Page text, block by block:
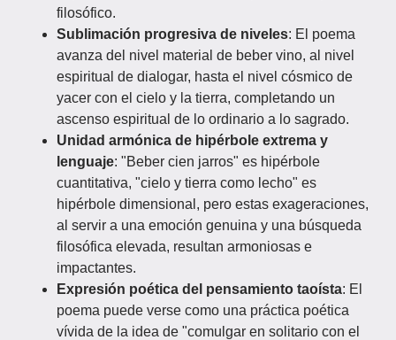
filosófico.
Sublimación progresiva de niveles: El poema
avanza del nivel material de beber vino, al nivel
espiritual de dialogar, hasta el nivel cósmico de
yacer con el cielo y la tierra, completando un
ascenso espiritual de lo ordinario a lo sagrado.
Unidad armónica de hipérbole extrema y
lenguaje: "Beber cien jarros" es hipérbole
cuantitativa, "cielo y tierra como lecho" es
hipérbole dimensional, pero estas exageraciones,
al servir a una emoción genuina y una búsqueda
filosófica elevada, resultan armoniosas e
impactantes.
Expresión poética del pensamiento taoísta: El
poema puede verse como una práctica poética
vívida de la idea de "comulgar en solitario con el